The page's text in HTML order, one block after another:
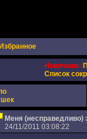
Избранное
Новичкам:
Список
Меня (несправедливо)
24/11/2011 03:08:22